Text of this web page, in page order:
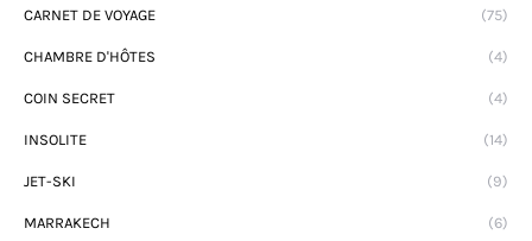
CARNET DE VOYAGE (75)
CHAMBRE D'HÔTES (4)
COIN SECRET (4)
INSOLITE (14)
JET-SKI (9)
MARRAKECH (6)